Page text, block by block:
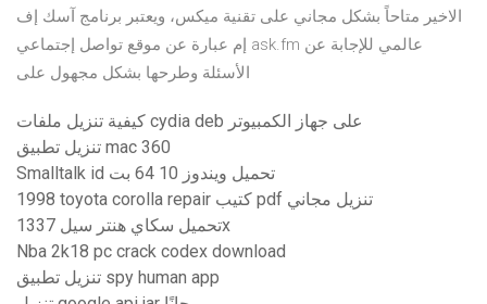
الاخير متاحاً بشكل مجاني على تقنية ميكس، ويعتبر برنامج آسك إف
إم عبارة عن موقع تواصل إجتماعي ask.fm عالمي للإجابة عن
الأسئلة وطرحها بشكل مجهول على
كيفية تنزيل ملفات cydia deb على جهاز الكمبيوتر
تنزيل تطبيق mac 360
Smalltalk id تحميل ويندوز 10 64 بت
1998 toyota corolla repair كتيب pdf تنزيل مجاني
تحميل سكاي هنتر سيل 1337x
Nba 2k18 pc crack codex download
تنزيل تطبيق spy human app